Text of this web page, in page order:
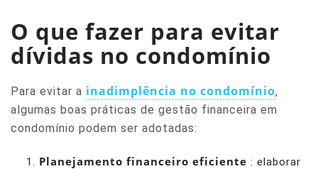
O que fazer para evitar
dívidas no condomínio
Para evitar a inadimplência no condomínio,
algumas boas práticas de gestão financeira em
condomínio podem ser adotadas:
Planejamento financeiro eficiente : elaborar